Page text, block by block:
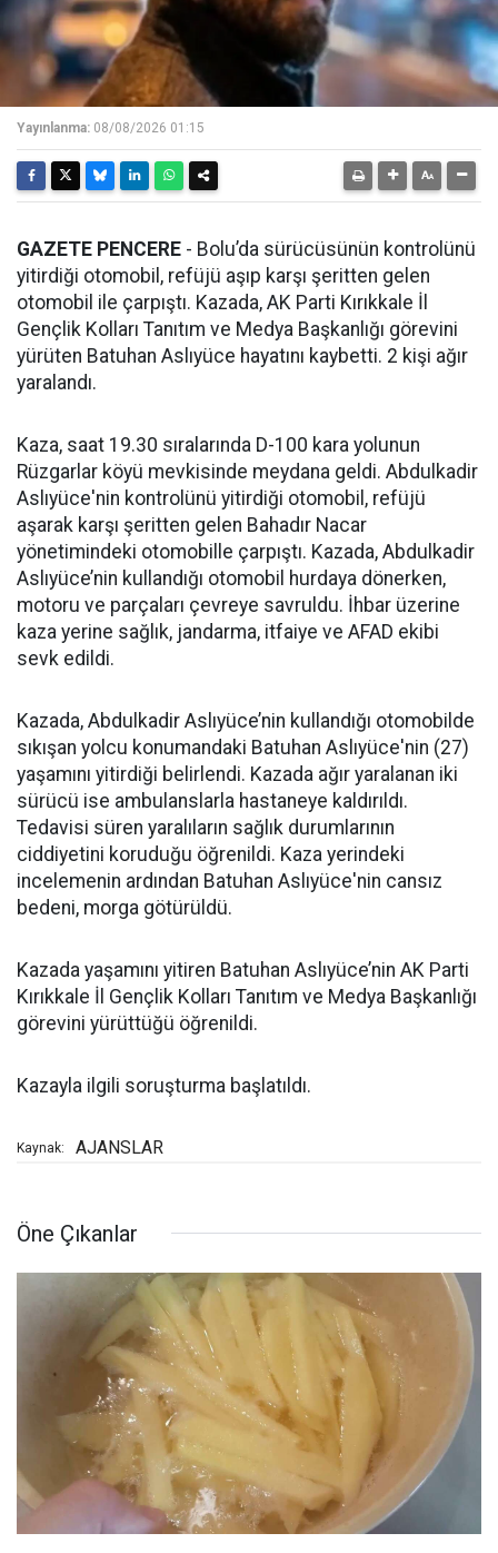
Yayınlanma: 08/08/2026 01:15
GAZETE PENCERE - Bolu’da sürücüsünün kontrolünü
yitirdiği otomobil, refüjü aşıp karşı şeritten gelen
otomobil ile çarpıştı. Kazada, AK Parti Kırıkkale İl
Gençlik Kolları Tanıtım ve Medya Başkanlığı görevini
yürüten Batuhan Aslıyüce hayatını kaybetti. 2 kişi ağır
yaralandı.
Kaza, saat 19.30 sıralarında D-100 kara yolunun
Rüzgarlar köyü mevkisinde meydana geldi. Abdulkadir
Aslıyüce'nin kontrolünü yitirdiği otomobil, refüjü
aşarak karşı şeritten gelen Bahadır Nacar
yönetimindeki otomobille çarpıştı. Kazada, Abdulkadir
Aslıyüce’nin kullandığı otomobil hurdaya dönerken,
motoru ve parçaları çevreye savruldu. İhbar üzerine
kaza yerine sağlık, jandarma, itfaiye ve AFAD ekibi
sevk edildi.
Kazada, Abdulkadir Aslıyüce’nin kullandığı otomobilde
sıkışan yolcu konumandaki Batuhan Aslıyüce'nin (27)
yaşamını yitirdiği belirlendi. Kazada ağır yaralanan iki
sürücü ise ambulanslarla hastaneye kaldırıldı.
Tedavisi süren yaralıların sağlık durumlarının
ciddiyetini koruduğu öğrenildi. Kaza yerindeki
incelemenin ardından Batuhan Aslıyüce'nin cansız
bedeni, morga götürüldü.
Kazada yaşamını yitiren Batuhan Aslıyüce’nin AK Parti
Kırıkkale İl Gençlik Kolları Tanıtım ve Medya Başkanlığı
görevini yürüttüğü öğrenildi.
Kazayla ilgili soruşturma başlatıldı.
Kaynak: AJANSLAR
Öne Çıkanlar